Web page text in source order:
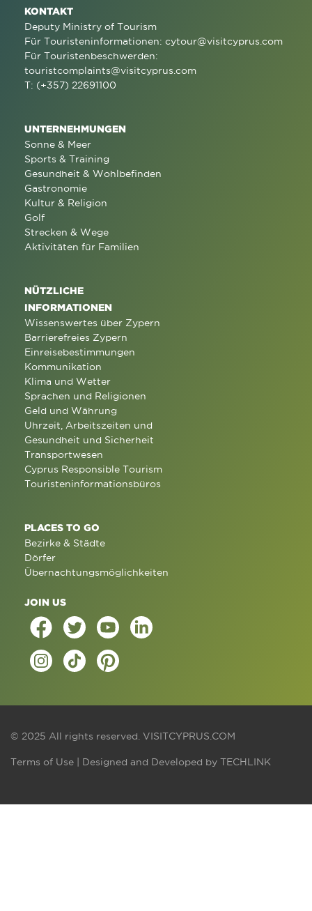
KONTAKT
Deputy Ministry of Tourism
Für Touristeninformationen: cytour@visitcyprus.com
Für Touristenbeschwerden:
touristcomplaints@visitcyprus.com
T: (+357) 22691100
UNTERNEHMUNGEN
Sonne & Meer
Sports & Training
Gesundheit & Wohlbefinden
Gastronomie
Kultur & Religion
Golf
Strecken & Wege
Aktivitäten für Familien
NÜTZLICHE
INFORMATIONEN
Wissenswertes über Zypern
Barrierefreies Zypern
Einreisebestimmungen
Kommunikation
Klima und Wetter
Sprachen und Religionen
Geld und Währung
Uhrzeit, Arbeitszeiten und
Gesundheit und Sicherheit
Transportwesen
Cyprus Responsible Tourism
Touristeninformationsbüros
PLACES TO GO
Bezirke & Städte
Dörfer
Übernachtungsmöglichkeiten
JOIN US
© 2025 All rights reserved. VISITCYPRUS.COM
Terms of Use | Designed and Developed by TECHLINK